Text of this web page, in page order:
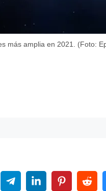
más amplia en 2021. (Foto: